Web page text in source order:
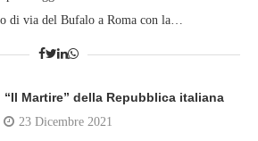
di via del Bufalo a Roma con la…
Martire” della Repubblica italiana
23 Dicembre 2021